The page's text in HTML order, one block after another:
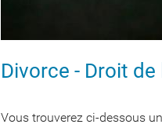
Divorce - Droit
Vous trouverez ci-dessous